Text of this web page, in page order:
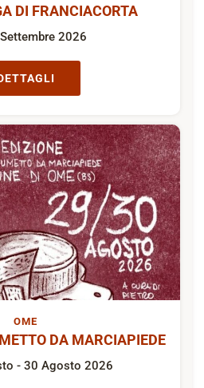
DI FRANCIACORTA
2026
OME
DA MARCIAPIEDE
- 30 Agosto 2026